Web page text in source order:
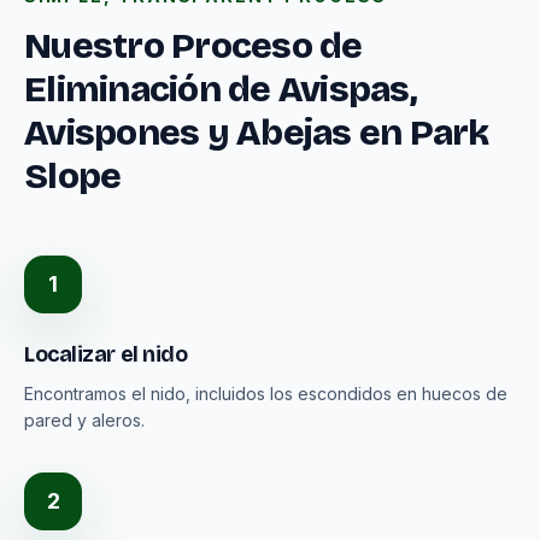
Nuestro Proceso de
Eliminación de Avispas,
Avispones y Abejas en Park
Slope
1
Localizar el nido
Encontramos el nido, incluidos los escondidos en huecos de
pared y aleros.
2